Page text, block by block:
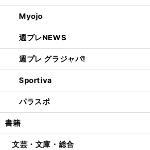
Myojo
週プレNEWS
週プレ グラジャパ!
Sportiva
パラスポ
書籍
文芸・文庫・総合